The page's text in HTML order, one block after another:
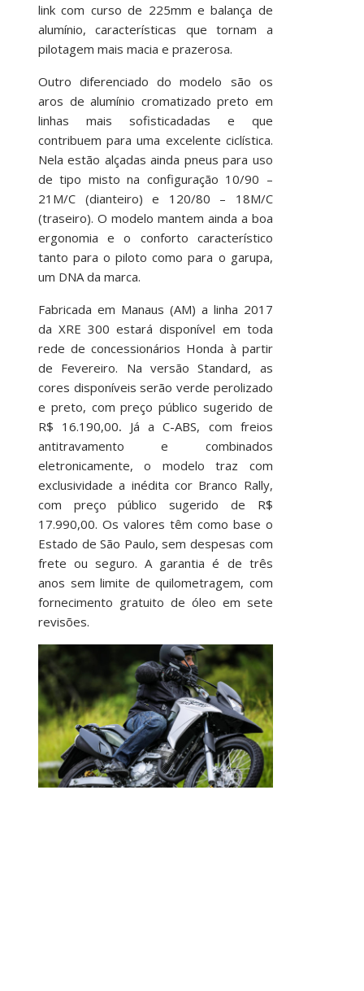
link com curso de 225mm e balança de
alumínio, características que tornam a
pilotagem mais macia e prazerosa.
Outro diferenciado do modelo são os
aros de alumínio cromatizado preto em
linhas mais sofisticadadas e que
contribuem para uma excelente ciclística.
Nela estão alçadas ainda pneus para uso
de tipo misto na configuração 10/90 –
21M/C (dianteiro) e 120/80 – 18M/C
(traseiro). O modelo mantem ainda a boa
ergonomia e o conforto característico
tanto para o piloto como para o garupa,
um DNA da marca.
Fabricada em Manaus (AM) a linha 2017
da XRE 300 estará disponível em toda
rede de concessionários Honda à partir
de Fevereiro. Na versão Standard, as
cores disponíveis serão verde perolizado
e preto, com preço público sugerido de
R$ 16.190,00. Já a C-ABS, com freios
antitravamento e combinados
eletronicamente, o modelo traz com
exclusividade a inédita cor Branco Rally,
com preço público sugerido de R$
17.990,00. Os valores têm como base o
Estado de São Paulo, sem despesas com
frete ou seguro. A garantia é de três
anos sem limite de quilometragem, com
fornecimento gratuito de óleo em sete
revisões.